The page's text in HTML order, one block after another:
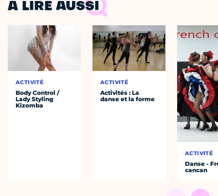
À LIRE AUSSI
ACTIVITÉ
Body Control /
Lady Styling
Kizomba
ACTIVITÉ
Activités : La
danse et la forme
ACTIVITÉ
Danse -
cancan